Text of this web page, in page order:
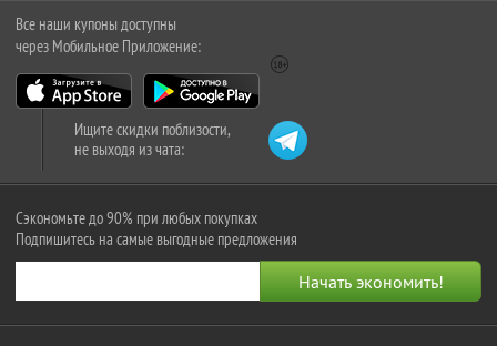
Все наши купоны доступны
через Мобильное Приложение:
Ищите скидки поблизости,
не выходя из чата:
Сэкономьте до 90% при любых покупках
Подпишитесь на самые выгодные предложения